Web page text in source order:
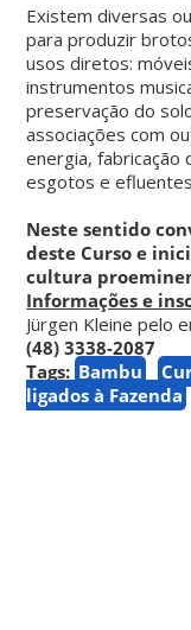
Existem diversas
para produzir
usos diretos:
instrumentos
preservação do
associações com
energia,
esgotos e
Neste sentido
deste Curso e
cultura
Informações e
Jürgen Kleine pelo
(48) 3338-2087
Tags: Bambu
ligados à Fazenda